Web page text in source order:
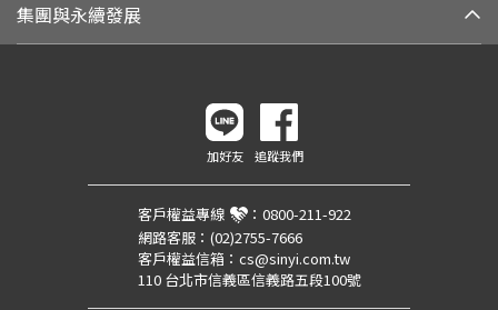
集團與永續發展
加好友 追蹤我們
客戶權益專線 ： 0800-211-922
網路客服： (02)2755-7666
客戶權益信箱： cs@sinyi.com.tw
110 台北市信義區信義路五段100號